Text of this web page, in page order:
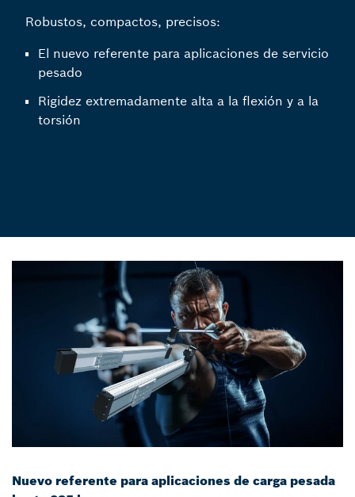
Robustos, compactos, precisos:
El nuevo referente para aplicaciones de servicio
pesado
Rigidez extremadamente alta a la flexión y a la
torsión
Nuevo referente para aplicaciones de carga pesada